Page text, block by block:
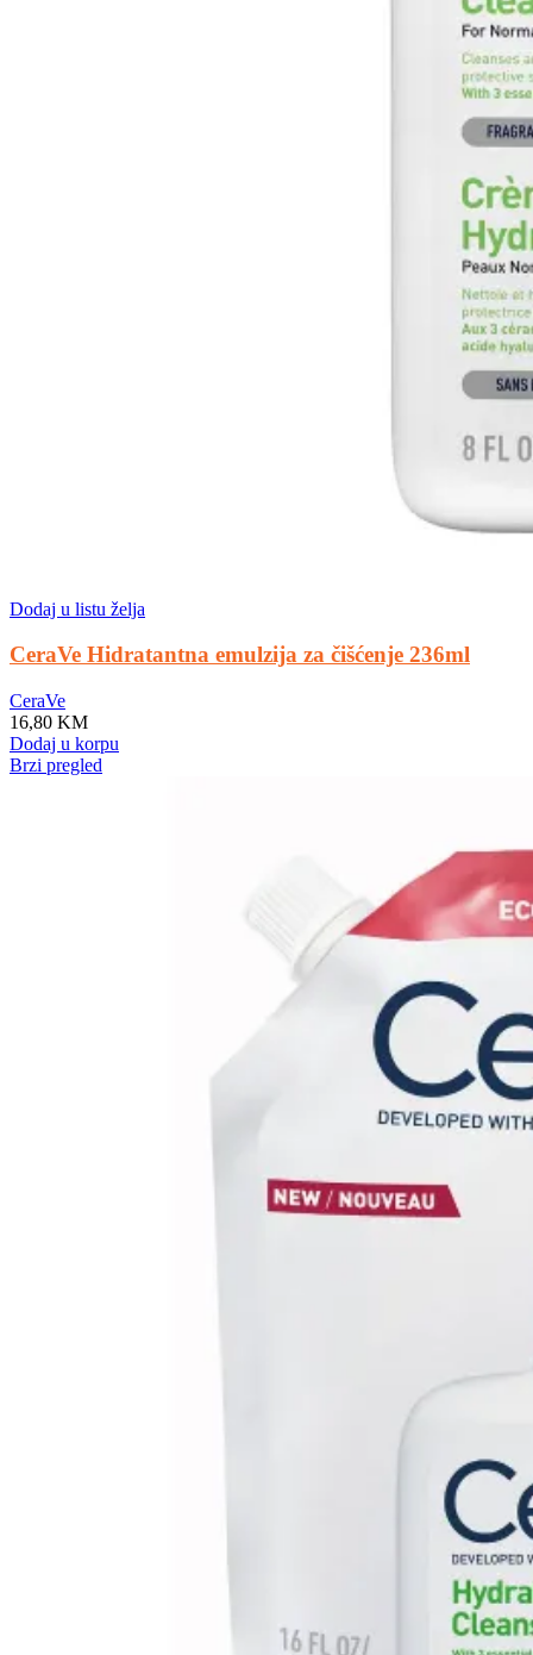
Dodaj u listu želja
CeraVe Hidratantna emulzija za čišćenje 236ml
CeraVe
16,80 KM
Dodaj u korpu
Brzi pregled